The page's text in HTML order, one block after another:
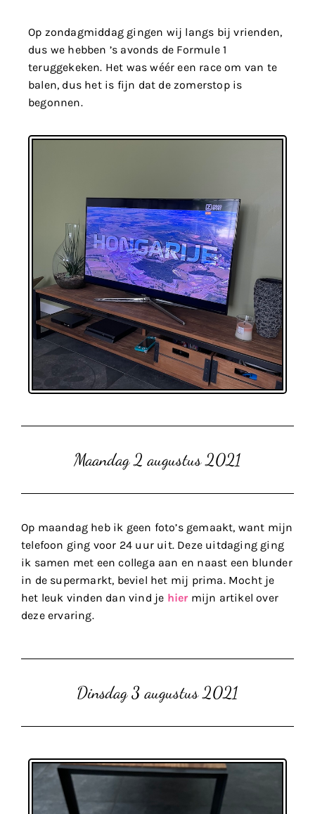
Op zondagmiddag gingen wij langs bij vrienden,
dus we hebben ’s avonds de Formule 1
teruggekeken. Het was wéér een race om van te
balen, dus het is fijn dat de zomerstop is
begonnen.
Maandag 2 augustus 2021
Op maandag heb ik geen foto’s gemaakt, want mijn
telefoon ging voor 24 uur uit. Deze uitdaging ging
ik samen met een collega aan en naast een blunder
in de supermarkt, beviel het mij prima. Mocht je
het leuk vinden dan vind je hiermijn artikel over
deze ervaring.
Dinsdag 3 augustus 2021